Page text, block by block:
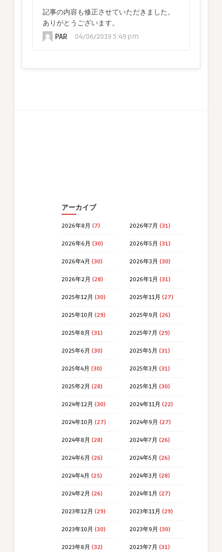
記事の内容も修正させていただきました。
ありがとうございます。
PAR 04/06/2019 5:49 pm
アーカイブ
2026年8月 (7) 2026年7月 (31)
2026年6月 (30) 2026年5月 (31)
2026年4月 (30) 2026年3月 (30)
2026年2月 (28) 2026年1月 (31)
2025年12月 (30) 2025年11月 (27)
2025年10月 (29) 2025年9月 (26)
2025年8月 (31) 2025年7月 (29)
2025年6月 (30) 2025年5月 (31)
2025年4月 (30) 2025年3月 (31)
2025年2月 (28) 2025年1月 (30)
2024年12月 (30) 2024年11月 (22)
2024年10月 (27) 2024年9月 (27)
2024年8月 (28) 2024年7月 (26)
2024年6月 (26) 2024年5月 (26)
2024年4月 (25) 2024年3月 (28)
2024年2月 (26) 2024年1月 (27)
2023年12月 (29) 2023年11月 (29)
2023年10月 (30) 2023年9月 (30)
2023年8月 (32) 2023年7月 (31)